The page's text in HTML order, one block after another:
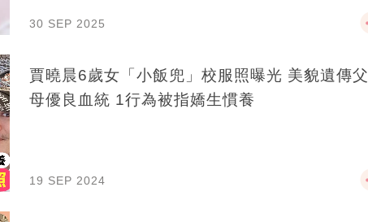
30 SEP 2025
賈曉晨6歲女「小飯兜」校服照曝光 美貌遺傳父
母優良血統 1行為被指嬌生慣養
19 SEP 2024